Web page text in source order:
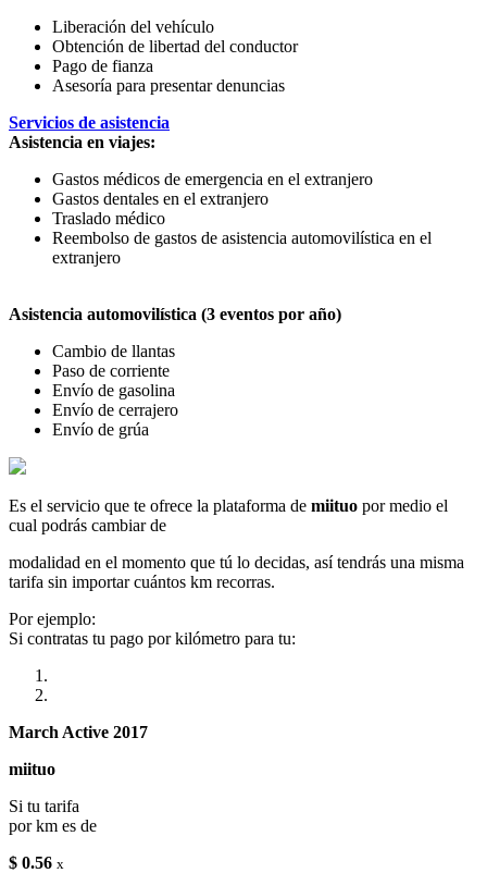
Liberación del vehículo
Obtención de libertad del conductor
Pago de fianza
Asesoría para presentar denuncias
Servicios de asistencia
Asistencia en viajes:
Gastos médicos de emergencia en el extranjero
Gastos dentales en el extranjero
Traslado médico
Reembolso de gastos de asistencia automovilística en el
extranjero
Asistencia automovilística (3 eventos por año)
Cambio de llantas
Paso de corriente
Envío de gasolina
Envío de cerrajero
Envío de grúa
Es el servicio que te ofrece la plataforma de miituo por medio el
cual podrás cambiar de
modalidad en el momento que tú lo decidas, así tendrás una misma
tarifa sin importar cuántos km recorras.
Por ejemplo:
Si contratas tu pago por kilómetro para tu:
March Active 2017
miituo
Si tu tarifa
por km es de
$ 0.56 x